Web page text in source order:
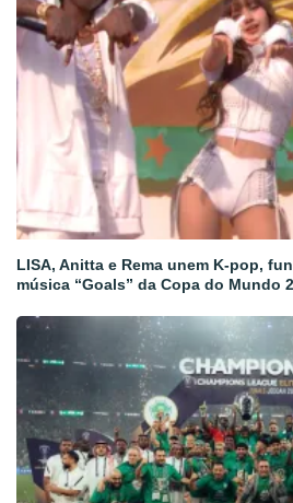
LISA, Anitta e Rema unem K-pop,
música “Goals” da Copa do Mundo